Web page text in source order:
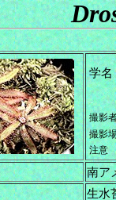
学名
撮影
撮影
注意
南ア
生水